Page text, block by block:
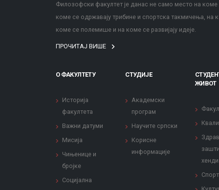
Филозофски факултет је данас не само место на коме
коме се одржавају трибине и спортска такмичења,
коме се полемише и на коме се развијају идеје.
ПРОЧИТАЈ ВИШЕ
О ФАКУЛТЕТУ
Историја
факултета
Важни датуми
Мисија
Чињенице и
бројке
Социјална
СТУДИЈЕ
Академски
програм
Научите српски
Корисне
информације
ЖИВОТ
Спорт